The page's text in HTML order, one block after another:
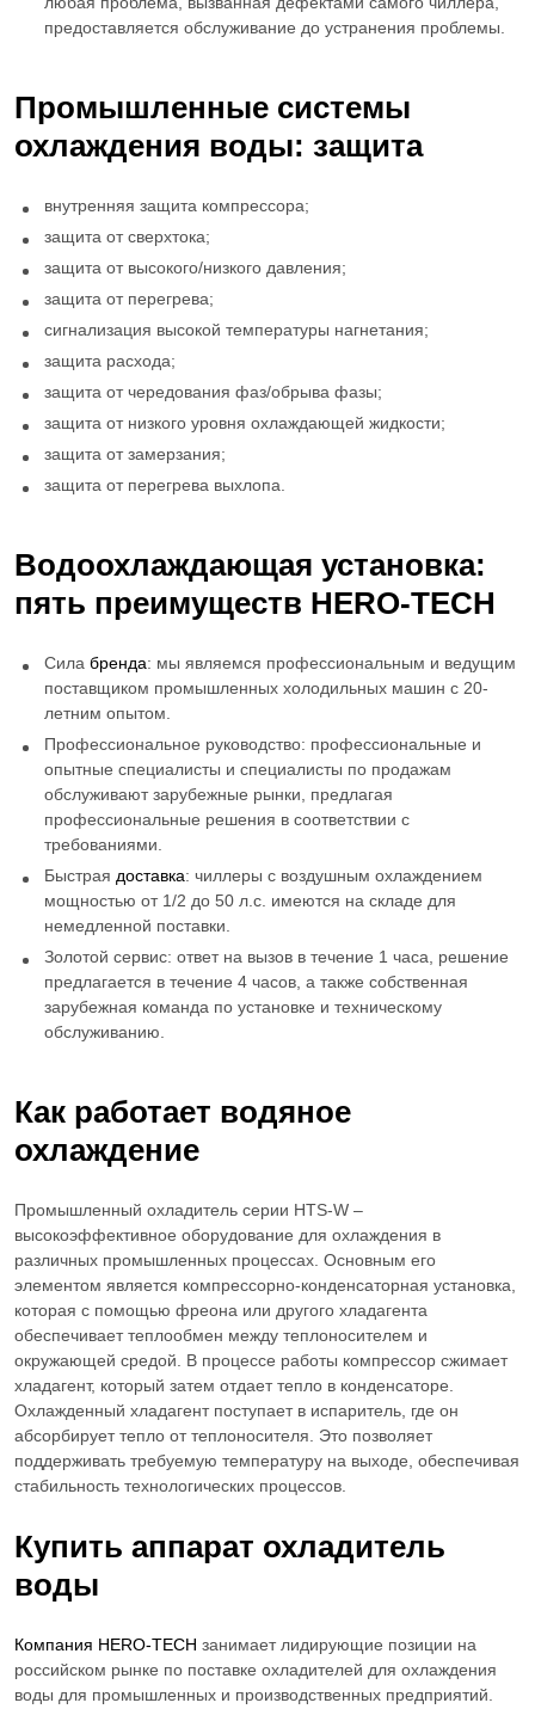
предоставляется обслуживание до устранения проблемы.
Промышленные системы
охлаждения воды: защита
внутренняя защита компрессора;
защита от сверхтока;
защита от высокого/низкого давления;
защита от перегрева;
сигнализация высокой температуры нагнетания;
защита расхода;
защита от чередования фаз/обрыва фазы;
защита от низкого уровня охлаждающей жидкости;
защита от замерзания;
защита от перегрева выхлопа.
Водоохлаждающая установка:
пять преимуществ HERO-TECH
Сила бренда: мы являемся профессиональным и ведущим
поставщиком промышленных холодильных машин с 20-
летним опытом.
Профессиональное руководство: профессиональные и
опытные специалисты и специалисты по продажам
обслуживают зарубежные рынки, предлагая
профессиональные решения в соответствии с
требованиями.
Быстрая доставка: чиллеры с воздушным охлаждением
мощностью от 1/2 до 50 л.с. имеются на складе для
немедленной поставки.
Золотой сервис: ответ на вызов в течение 1 часа, решение
предлагается в течение 4 часов, а также собственная
зарубежная команда по установке и техническому
обслуживанию.
Как работает водяное
охлаждение
Промышленный охладитель серии HTS-W –
высокоэффективное оборудование для охлаждения в
различных промышленных процессах. Основным его
элементом является компрессорно-конденсаторная установка,
которая с помощью фреона или другого хладагента
обеспечивает теплообмен между теплоносителем и
окружающей средой. В процессе работы компрессор сжимает
хладагент, который затем отдает тепло в конденсаторе.
Охлажденный хладагент поступает в испаритель, где он
абсорбирует тепло от теплоносителя. Это позволяет
поддерживать требуемую температуру на выходе, обеспечивая
стабильность технологических процессов.
Купить аппарат охладитель
воды
Компания HERO-TECH занимает лидирующие позиции на
российском рынке по поставке охладителей для охлаждения
воды для промышленных и производственных предприятий.